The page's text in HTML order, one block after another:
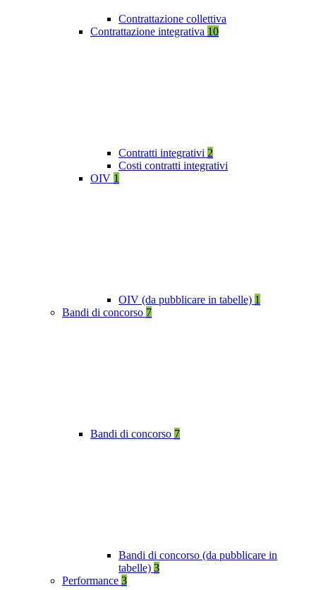
Contrattazione collettiva
Contrattazione integrativa 10
Contratti integrativi 2
Costi contratti integrativi
OIV 1
OIV (da pubblicare in tabelle) 1
Bandi di concorso 7
Bandi di concorso 7
Bandi di concorso (da pubblicare in
tabelle) 3
Performance 3